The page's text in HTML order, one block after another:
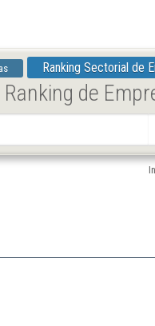
Ranking Sectorial de
de